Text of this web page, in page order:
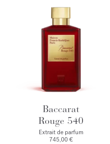
Baccarat
Rouge 540
Extrait de parfum
745,00 €